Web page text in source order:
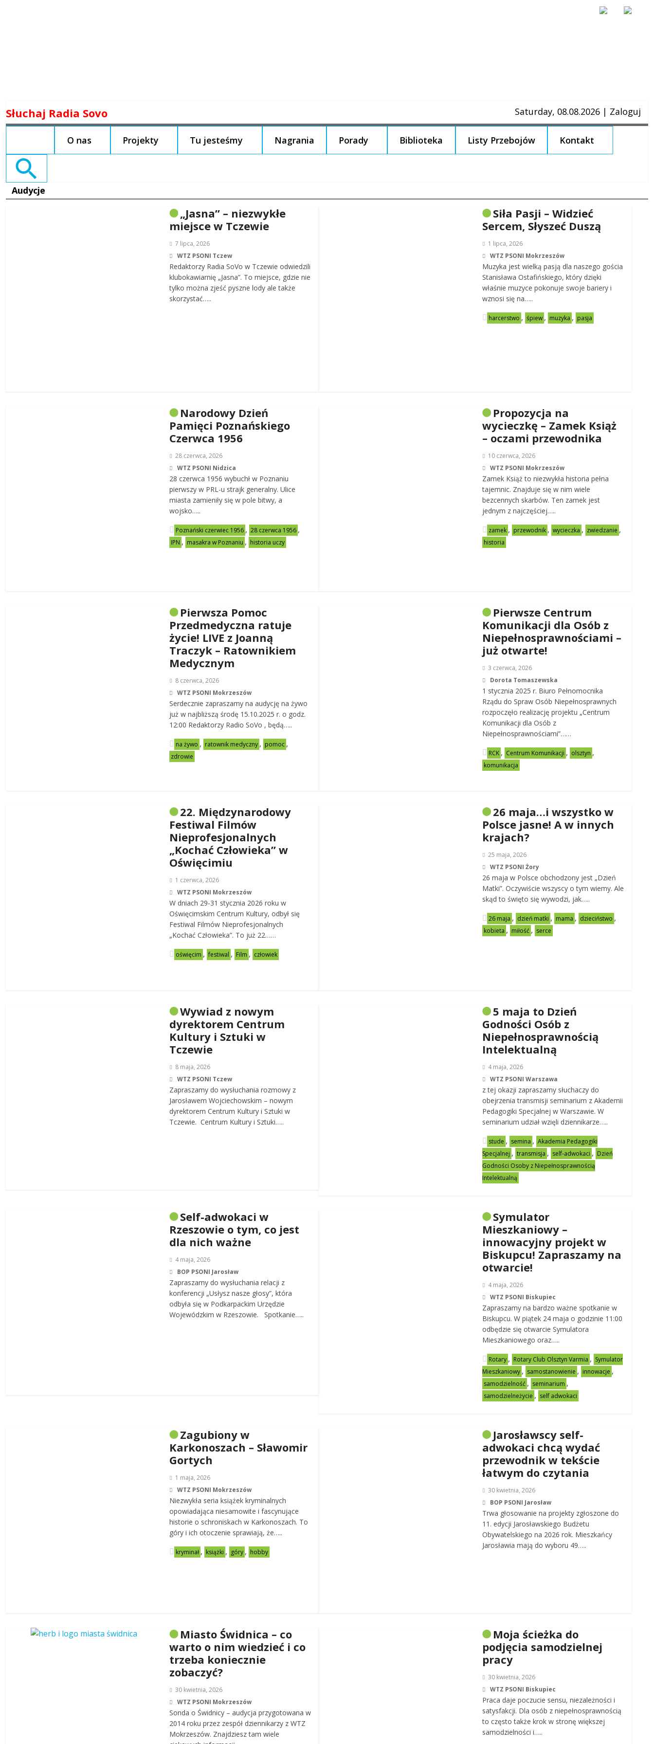
to
Słuchaj Radia Sovo Saturday, 08.08.2026 | Zaloguj
O nas Projekty Tu jesteśmy Nagrania Porady Biblioteka Listy Przebojów Kontakt
Search
Audycje
„Jasna” – niezwykłe
miejsce w Tczewie
7 lipca, 2026
WTZ PSONI Tczew
Redaktorzy Radia SoVo w Tczewie odwiedzili
klubokawiarnię „Jasna”. To miejsce, gdzie nie
tylko można zjeść pyszne lody ale także
skorzystać…..
Siła Pasji – Widzieć
Sercem, Słyszeć Duszą
1 lipca, 2026
WTZ PSONI Mokrzeszów
Muzyka jest wielką pasją dla naszego gościa
Stanisława Ostafińskiego, który dzięki
właśnie muzyce pokonuje swoje bariery i
wznosi się na…..
harcerstwo , śpiew , muzyka , pasja
Narodowy Dzień
Pamięci Poznańskiego
Czerwca 1956
28 czerwca, 2026
WTZ PSONI Nidzica
28 czerwca 1956 wybuchł w Poznaniu
pierwszy w PRL-u strajk generalny. Ulice
miasta zamieniły się w pole bitwy, a
wojsko…..
Poznański czerwiec 1956 , 28 czerwca 1956 ,
IPN , masakra w Poznaniu , historia uczy
Propozycja na
wycieczkę – Zamek Książ
– oczami przewodnika
10 czerwca, 2026
WTZ PSONI Mokrzeszów
Zamek Książ to niezwykła historia pełna
tajemnic. Znajduje się w nim wiele
bezcennych skarbów. Ten zamek jest
jednym z najczęściej…..
zamek , przewodnik , wycieczka , zwiedzanie ,
historia
Pierwsza Pomoc
Przedmedyczna ratuje
życie! LIVE z Joanną
Traczyk – Ratownikiem
Medycznym
8 czerwca, 2026
WTZ PSONI Mokrzeszów
Serdecznie zapraszamy na audycję na żywo
już w najbliższą środę 15.10.2025 r. o godz.
12:00 Redaktorzy Radio SoVo , będą…..
na żywo , ratownik medyczny , pomoc ,
zdrowie
Pierwsze Centrum
Komunikacji dla Osób z
Niepełnosprawnościami –
już otwarte!
3 czerwca, 2026
Dorota Tomaszewska
1 stycznia 2025 r. Biuro Pełnomocnika
Rządu do Spraw Osób Niepełnosprawnych
rozpoczęło realizację projektu „Centrum
Komunikacji dla Osób z
Niepełnosprawnościami”……
RCK , Centrum Komunikacji , olsztyn ,
komunikacja
22. Międzynarodowy
Festiwal Filmów
Nieprofesjonalnych
„Kochać Człowieka” w
Oświęcimiu
1 czerwca, 2026
WTZ PSONI Mokrzeszów
W dniach 29-31 stycznia 2026 roku w
Oświęcimskim Centrum Kultury, odbył się
Festiwal Filmów Nieprofesjonalnych
„Kochać Człowieka”. To już 22……
oświęcim , festiwal , Film , człowiek
26 maja…i wszystko w
Polsce jasne! A w innych
krajach?
25 maja, 2026
WTZ PSONI Żory
26 maja w Polsce obchodzony jest „Dzień
Matki”. Oczywiście wszyscy o tym wiemy. Ale
skąd to święto się wywodzi, jak…..
26 maja , dzień matki , mama , dzieciństwo ,
kobieta , miłość , serce
Wywiad z nowym
dyrektorem Centrum
Kultury i Sztuki w
Tczewie
8 maja, 2026
WTZ PSONI Tczew
Zapraszamy do wysłuchania rozmowy z
Jarosławem Wojciechowskim – nowym
dyrektorem Centrum Kultury i Sztuki w
Tczewie. Centrum Kultury i Sztuki…..
5 maja to Dzień
Godności Osób z
Niepełnosprawnością
Intelektualną
4 maja, 2026
WTZ PSONI Warszawa
z tej okazji zapraszamy słuchaczy do
obejrzenia transmisji seminarium z Akademii
Pedagogiki Specjalnej w Warszawie. W
seminarium udział wzięli dziennikarze…..
stude , semina , Akademia Pedagogiki
Specjalnej , transmisja , self-adwokaci , Dzień
Godności Osoby z Niepełnosprawnością
Intelektualną
Self-adwokaci w
Rzeszowie o tym, co jest
dla nich ważne
4 maja, 2026
BOP PSONI Jarosław
Zapraszamy do wysłuchania relacji z
konferencji „Usłysz nasze głosy”, która
odbyła się w Podkarpackim Urzędzie
Wojewódzkim w Rzeszowie. Spotkanie…..
Symulator
Mieszkaniowy –
innowacyjny projekt w
Biskupcu! Zapraszamy na
otwarcie!
4 maja, 2026
WTZ PSONI Biskupiec
Zapraszamy na bardzo ważne spotkanie w
Biskupcu. W piątek 24 maja o godzinie 11:00
odbędzie się otwarcie Symulatora
Mieszkaniowego oraz…..
Rotary , Rotary Club Olsztyn Varmia , Symulator
Mieszkaniowy , samostanowienie , innowacje ,
samodzielność , seminarium ,
samodzielneżycie , self adwokaci
Zagubiony w
Karkonoszach – Sławomir
Gortych
1 maja, 2026
WTZ PSONI Mokrzeszów
Niezwykła seria książek kryminalnych
opowiadająca niesamowite i fascynujące
historie o schroniskach w Karkonoszach. To
góry i ich otoczenie sprawiają, że…..
kryminał , książki , góry , hobby
Jarosławscy self-
adwokaci chcą wydać
przewodnik w tekście
łatwym do czytania
30 kwietnia, 2026
BOP PSONI Jarosław
Trwa głosowanie na projekty zgłoszone do
11. edycji Jarosławskiego Budżetu
Obywatelskiego na 2026 rok. Mieszkańcy
Jarosławia mają do wyboru 49…..
Miasto Świdnica – co
warto o nim wiedzieć i co
trzeba koniecznie
zobaczyć?
30 kwietnia, 2026
WTZ PSONI Mokrzeszów
Sonda o Świdnicy – audycja przygotowana w
2014 roku przez zespół dziennikarzy z WTZ
Mokrzeszów. Znajdziesz tam wiele
Moja ścieżka do
podjęcia samodzielnej
pracy
30 kwietnia, 2026
WTZ PSONI Biskupiec
Praca daje poczucie sensu, niezależności i
satysfakcji. Dla osób z niepełnosprawnością
to często także krok w stronę większej
samodzielności i…..